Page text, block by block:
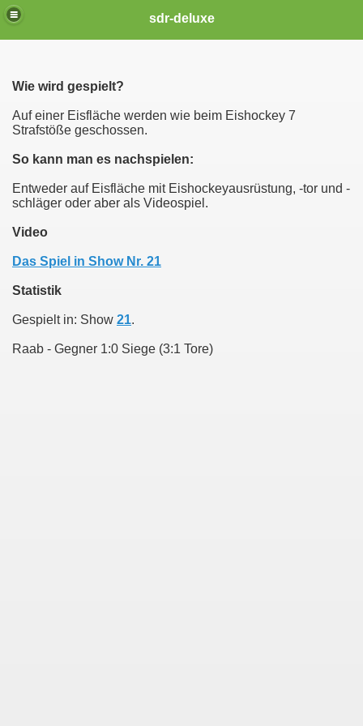
sdr-deluxe
Wie wird gespielt?
Auf einer Eisfläche werden wie beim Eishockey 7
Strafstöße geschossen.
So kann man es nachspielen:
Entweder auf Eisfläche mit Eishockeyausrüstung, -tor und -
schläger oder aber als Videospiel.
Video
Das Spiel in Show Nr. 21
Statistik
Gespielt in: Show 21.
Raab - Gegner 1:0 Siege (3:1 Tore)